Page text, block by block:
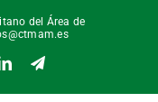
del Área de
LinkedInTelegram